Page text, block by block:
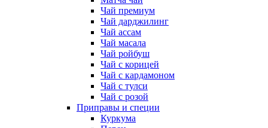
Чай премиум
Чай дарджилинг
Чай ассам
Чай масала
Чай ройбуш
Чай с корицей
Чай с кардамоном
Чай с тулси
Чай с розой
Приправы и специи
Куркума